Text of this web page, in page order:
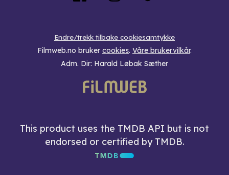
Endre/trekk tilbake cookiesamtykke
Filmweb.no bruker cookies. Våre brukervilkår.
Adm. Dir: Harald Løbak Sæther
This product uses the TMDB API but is not
endorsed or certified by TMDB.